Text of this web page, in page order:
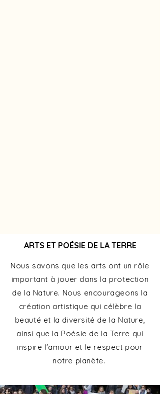
ARTS ET POÉSIE DE LA TERRE
Nous savons que les arts ont un rôle
important à jouer dans la protection
de la Nature. Nous encourageons la
création artistique qui célèbre la
beauté et la diversité de la Nature,
ainsi que la Poésie de la Terre qui
inspire l'amour et le respect pour
notre planète.